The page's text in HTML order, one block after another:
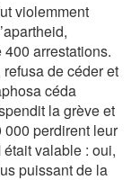
violemment
arrestations.
de céder et
céda
la grève et
perdirent leur
valable : oui,
puissant de la